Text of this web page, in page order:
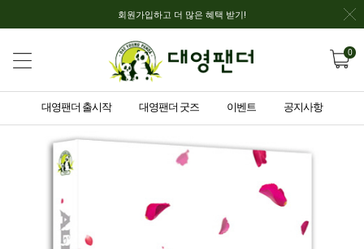
회원가입하고 더 많은 혜택 받기!
0
대영팬더 출시작 대영팬더 굿즈 이벤트 공지사항